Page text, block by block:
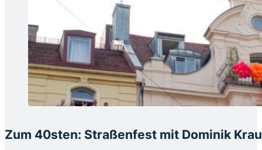
Zum 40sten: Straßenfest mit Dominik